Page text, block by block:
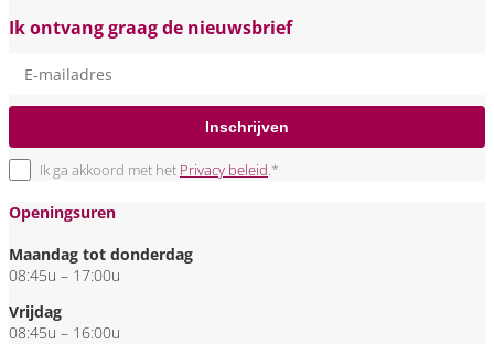
Ik ontvang graag de nieuwsbrief
Inschrijven
Ik ga akkoord met het Privacy beleid.*
Openingsuren
Maandag tot donderdag
08:45u – 17:00u
Vrijdag
08:45u – 16:00u